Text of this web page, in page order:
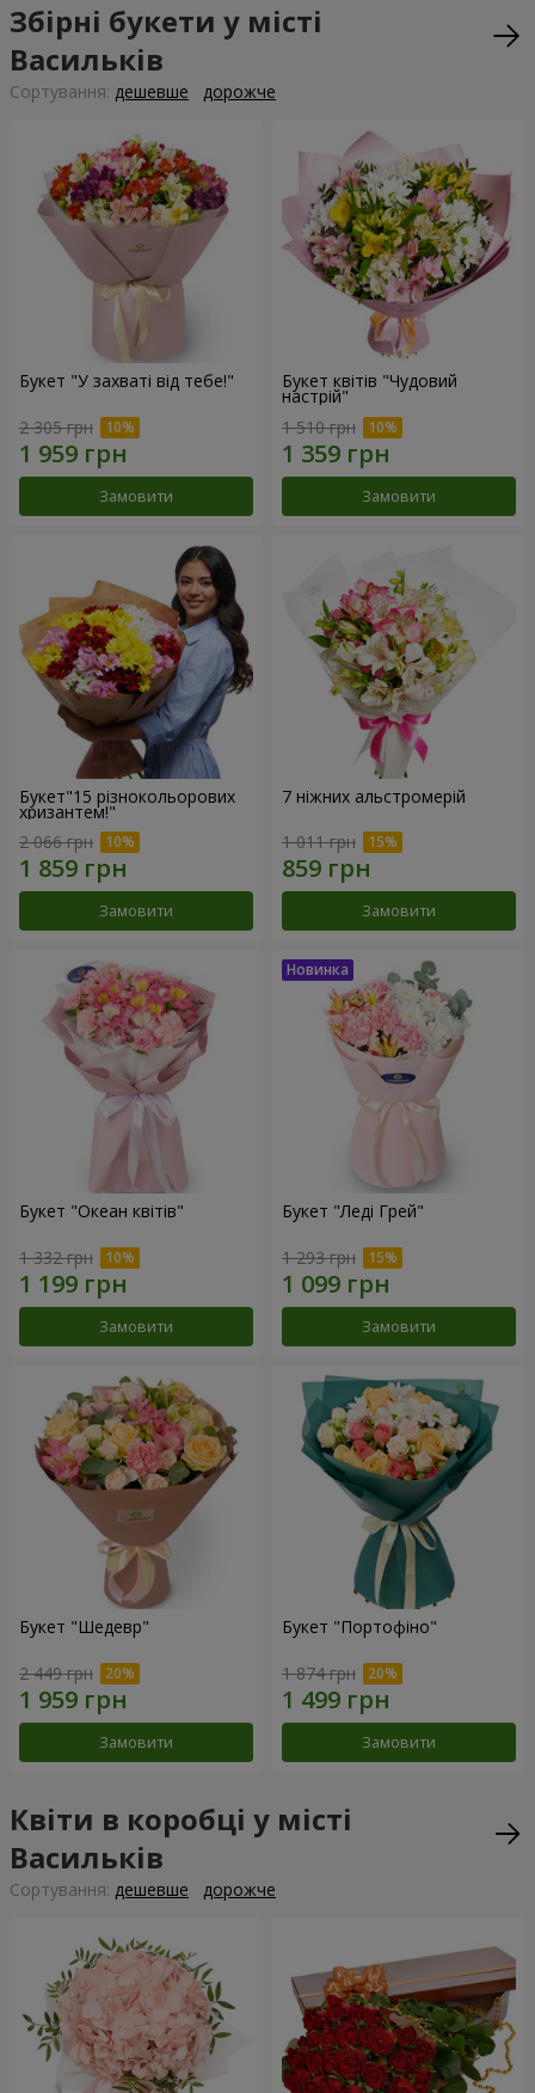
Збірні букети у місті
Васильків
Сортування: дешевше дорожче
Букет "У захваті від тебе!"
2 305 грн
Замовити
Букет квітів "Чудовий
настрій"
1 510 грн
Замовити
Букет"15 різнокольорових
хризантем!"
2 066 грн
Замовити
7 ніжних альстромерій
1 011 грн
Замовити
Букет "Океан квітів"
1 332 грн
Замовити
Букет "Леді Грей"
1 293 грн
Замовити
Букет "Шедевр"
2 449 грн
Замовити
Букет "Портофіно"
1 874 грн
Замовити
Квіти в коробці у місті
Васильків
Сортування: дешевше дорожче